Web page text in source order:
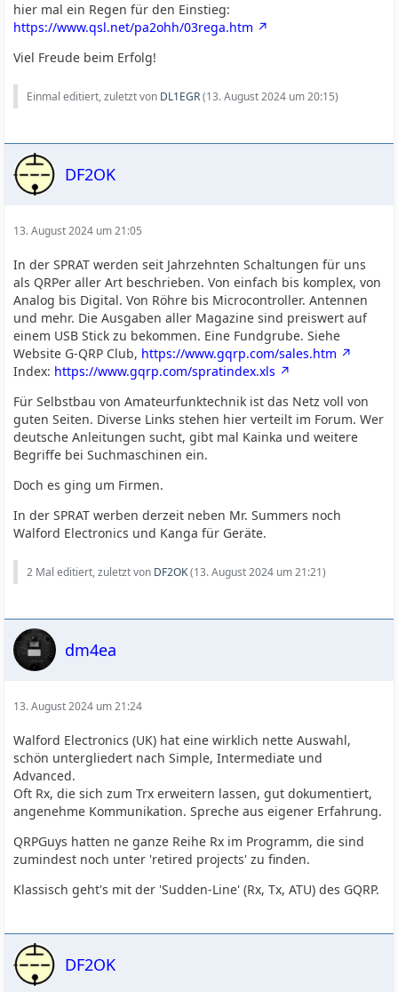
hier mal ein Regen für den Einstieg:
https://www.qsl.net/pa2ohh/03rega.htm
Viel Freude beim Erfolg!
Einmal editiert, zuletzt von DL1EGR(13. August 2024 um 20:15)
DF2OK
13. August 2024 um 21:05
In der SPRAT werden seit Jahrzehnten Schaltungen für uns
als QRPer aller Art beschrieben. Von einfach bis komplex, von
Analog bis Digital. Von Röhre bis Microcontroller. Antennen
und mehr. Die Ausgaben aller Magazine sind preiswert auf
einem USB Stick zu bekommen. Eine Fundgrube. Siehe
Website G-QRP Club, https://www.gqrp.com/sales.htm
Index: https://www.gqrp.com/spratindex.xls
Für Selbstbau von Amateurfunktechnik ist das Netz voll von
guten Seiten. Diverse Links stehen hier verteilt im Forum. Wer
deutsche Anleitungen sucht, gibt mal Kainka und weitere
Begriffe bei Suchmaschinen ein.
Doch es ging um Firmen.
In der SPRAT werben derzeit neben Mr. Summers noch
Walford Electronics und Kanga für Geräte.
2 Mal editiert, zuletzt von DF2OK(13. August 2024 um 21:21)
dm4ea
13. August 2024 um 21:24
Walford Electronics (UK) hat eine wirklich nette Auswahl,
schön untergliedert nach Simple, Intermediate und
Advanced.
Oft Rx, die sich zum Trx erweitern lassen, gut dokumentiert,
angenehme Kommunikation. Spreche aus eigener Erfahrung.
QRPGuys hatten ne ganze Reihe Rx im Programm, die sind
zumindest noch unter 'retired projects' zu finden.
Klassisch geht's mit der 'Sudden-Line' (Rx, Tx, ATU) des GQRP.
DF2OK